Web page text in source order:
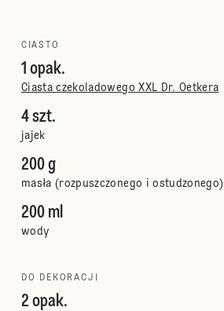
CIASTO
1 opak.
Ciasta czekoladowego XXL Dr. Oetkera
4 szt.
jajek
200 g
masła (rozpuszczonego i ostudzonego)
200 ml
wody
DO DEKORACJI
2 opak.